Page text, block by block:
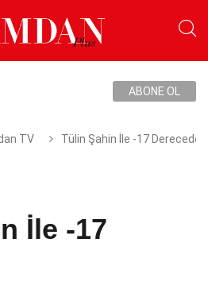
ABONE OL
TV Tülin Şahin İle -17 Derecede
İle -17